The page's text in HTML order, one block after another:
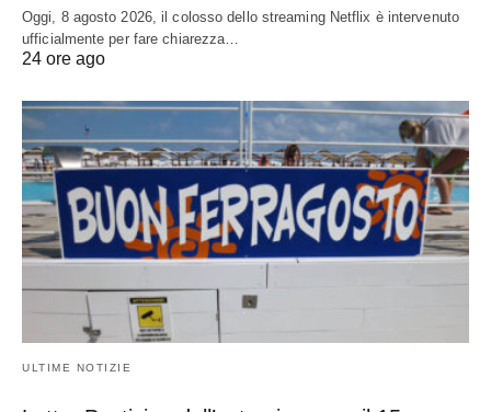
Oggi, 8 agosto 2026, il colosso dello streaming Netflix è intervenuto
ufficialmente per fare chiarezza…
24 ore ago
ULTIME NOTIZIE